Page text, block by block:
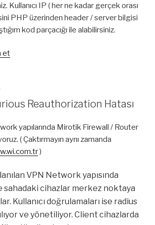
Kullanıcı IP ( her ne kadar gerçek orası
PHP üzerinden header / server bilgisi
kod parçacığı ile alabilirsiniz.
et“CloudFlare’dan
Görmek”Reauthorization Hatası
yapılarında Mirotik Firewall / Router
( Çaktırmayın aynı zamanda
)
VPN Network yapısında
sahadaki cihazlar merkez noktaya
Kullanıcı doğrulamaları ise radius
ve yönetiliyor. Client cihazlarda